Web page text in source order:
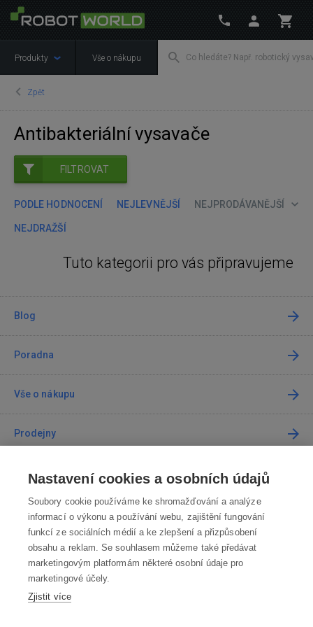
Produkty Vše o nákupu
Zpět
Antibakteriální vysavače
FILTROVAT
PODLE HODNOCENÍ NEJLEVNĚJŠÍ NEJPRODÁVANĚJŠÍ
NEJDRAŽŠÍ
Tuto kategorii pro vás připravujeme
Blog
Poradna
Vše o nákupu
Prodejny
Kontakt
Kontaktujte nás
info@robotworld.cz
220 770 770 Po-Pá 8:00—16:00
VŠECHNY KONTAKTY
Nastavení cookies a osobních údajů
Soubory cookie používáme ke shromažďování a analýze
informací o výkonu a používání webu, zajištění fungování
funkcí ze sociálních médií a ke zlepšení a přizpůsobení
obsahu a reklam. Se souhlasem můžeme také předávat
marketingovým platformám některé osobní údaje pro
marketingové účely.
Zjistit více